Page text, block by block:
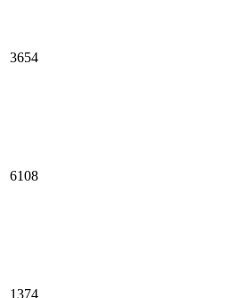
3654
6108
1374